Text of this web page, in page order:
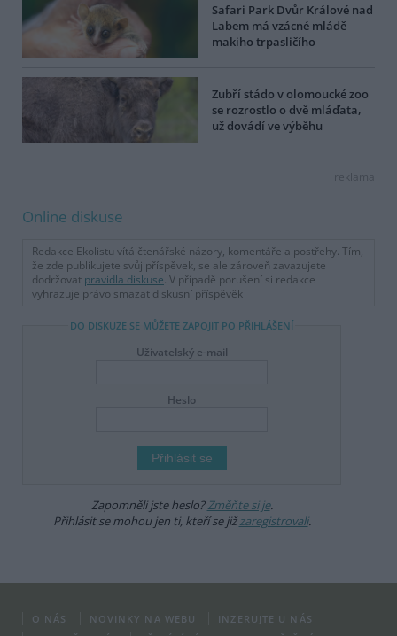
Safari Park Dvůr Králové nad
Labem má vzácné mládě
makiho trpasličího
Zubří stádo v olomoucké zoo
se rozrostlo o dvě mláďata,
už dovádí ve výběhu
reklama
Online diskuse
Redakce Ekolistu vítá čtenářské názory, komentáře a postřehy. Tím,
že zde publikujete svůj příspěvek, se ale zároveň zavazujete
dodržovat pravidla diskuse. V případě porušení si redakce
vyhrazuje právo smazat diskusní příspěvěk
DO DISKUZE SE MŮŽETE ZAPOJIT PO PŘIHLÁŠENÍ
Uživatelský e-mail
Heslo
Zapomněli jste heslo?Změňte si je.
Přihlásit se mohou jen ti, kteří se jižzaregistrovali.
O NÁS NOVINKY NA WEBU
INZERUJTE U NÁS